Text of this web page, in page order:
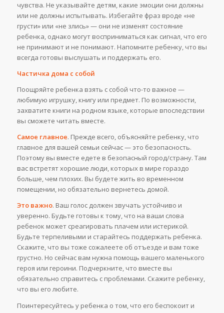
чувства. Не указывайте детям, какие эмоции они должны
или не должны испытывать. Избегайте фраз вроде «не
грусти» или «не злись» — они не изменят состояние
ребенка, однако могут восприниматься как сигнал, что его
не принимают и не понимают. Напомните ребенку, что вы
всегда готовы выслушать и поддержать его.
Частичка дома с собой
Поощряйте ребенка взять с собой что-то важное —
любимую игрушку, книгу или предмет. По возможности,
захватите книги на родном языке, которые впоследствии
вы сможете читать вместе.
Самое главное. Прежде всего, объясняйте ребенку, что
главное для вашей семьи сейчас — это безопасность.
Поэтому вы вместе едете в безопасный город/страну. Там
вас встретят хорошие люди, которых в мире гораздо
больше, чем плохих. Вы будете жить во временном
помещении, но обязательно вернетесь домой.
Это важно. Ваш голос должен звучать устойчиво и
уверенно. Будьте готовы к тому, что на ваши слова
ребенок может среагировать плачем или истерикой.
Будьте терпеливыми и старайтесь поддержать ребенка.
Скажите, что вы тоже сожалеете об отъезде и вам тоже
грустно. Но сейчас вам нужна помощь вашего маленького
героя или героини. Подчеркните, что вместе вы
обязательно справитесь с проблемами. Скажите ребенку,
что вы его любите.
Поинтересуйтесь у ребенка о том, что его беспокоит и